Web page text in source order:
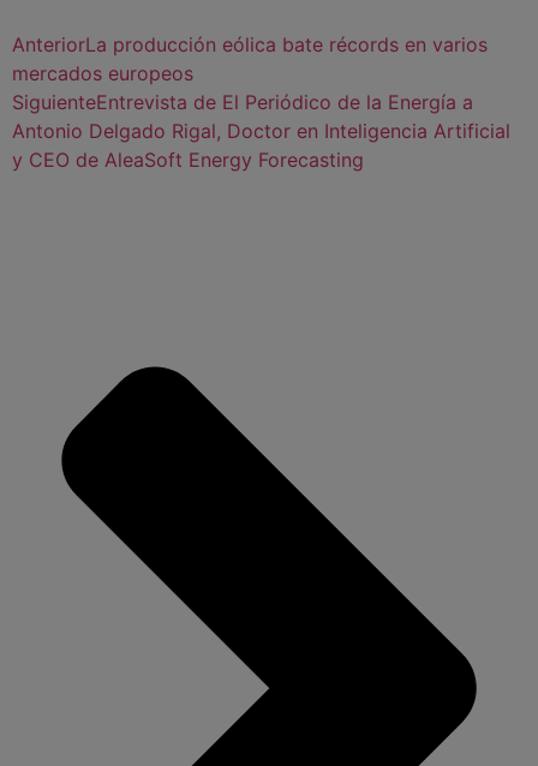
AnteriorLa producción eólica bate récords en varios
mercados europeos
SiguienteEntrevista de El Periódico de la Energía a
Antonio Delgado Rigal, Doctor en Inteligencia Artificial
y CEO de AleaSoft Energy Forecasting